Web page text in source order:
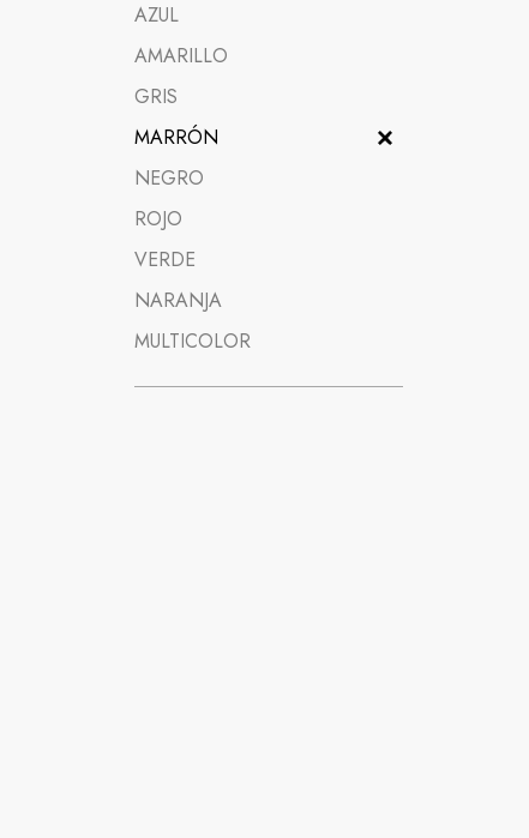
AZUL
AMARILLO
GRIS
MARRÓN
NEGRO
ROJO
VERDE
NARANJA
MULTICOLOR